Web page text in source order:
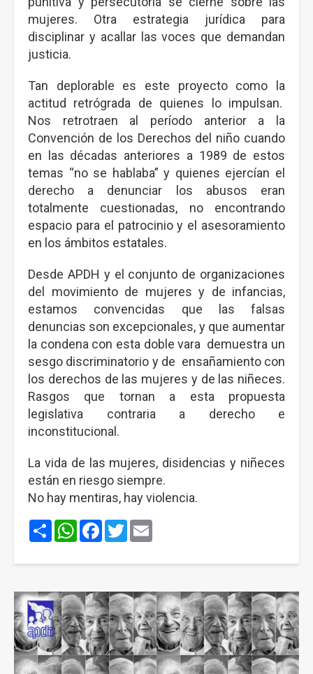
mujeres. Otra estrategia jurídica para
disciplinar y acallar las voces que demandan
justicia.
Tan deplorable es este proyecto como la
actitud retrógrada de quienes lo impulsan.
Nos retrotraen al período anterior a la
Convención de los Derechos del niño cuando
en las décadas anteriores a 1989 de estos
temas “no se hablaba” y quienes ejercían el
derecho a denunciar los abusos eran
totalmente cuestionadas, no encontrando
espacio para el patrocinio y el asesoramiento
en los ámbitos estatales.
Desde APDH y el conjunto de organizaciones
del movimiento de mujeres y de infancias,
estamos convencidas que las falsas
denuncias son excepcionales, y que aumentar
la condena con esta doble vara demuestra un
sesgo discriminatorio y de ensañamiento con
los derechos de las mujeres y de las niñeces.
Rasgos que tornan a esta propuesta
legislativa contraria a derecho e
inconstitucional.
La vida de las mujeres, disidencias y niñeces
están en riesgo siempre.
No hay mentiras, hay violencia.
ShareWhatsApp
Facebook
Twitter